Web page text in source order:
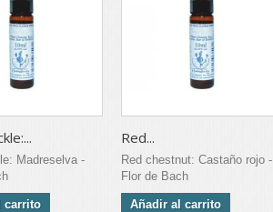
Madreselva -
carrito
Red...
Red chestnut: Castaño rojo -
Flor de Bach
Añadir al carrito